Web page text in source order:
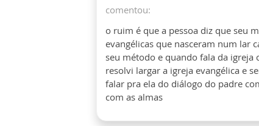
comentou:
o ruim é que a pessoa diz que seu
evangélicas que nasceram num lar
seu método e quando fala da
resolvi largar a igreja evangélica e
falar pra ela do diálogo do padre
com as almas